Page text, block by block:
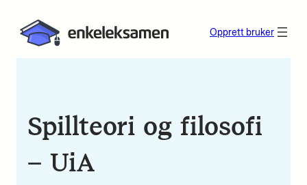
Opprett bruker
Spillteori og filosofi
– UiA